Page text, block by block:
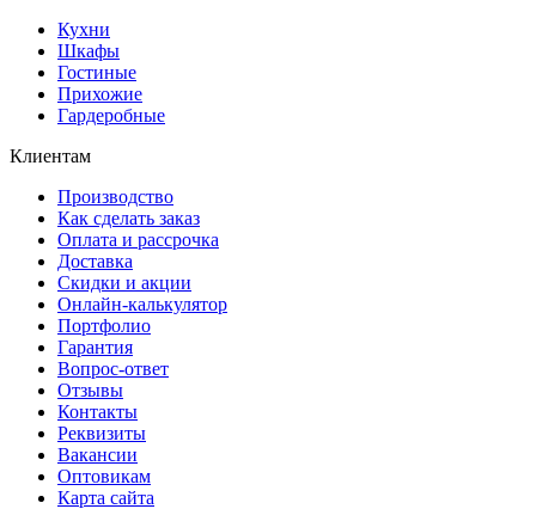
Кухни
Шкафы
Гостиные
Прихожие
Гардеробные
Клиентам
Производство
Как сделать заказ
Оплата и рассрочка
Доставка
Скидки и акции
Онлайн-калькулятор
Портфолио
Гарантия
Вопрос-ответ
Отзывы
Контакты
Реквизиты
Вакансии
Оптовикам
Карта сайта